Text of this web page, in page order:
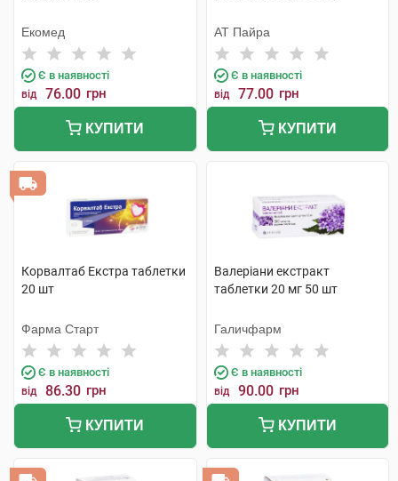
Екомед
Є в наявності
від 76.00 грн
КУПИТИ
АТ Пайра
Є в наявності
від 77.00 грн
КУПИТИ
Корвалтаб Екстра таблетки
20 шт
Фарма Старт
Є в наявності
від 86.30 грн
КУПИТИ
Валеріани екстракт
таблетки 20 мг 50 шт
Галичфарм
Є в наявності
від 90.00 грн
КУПИТИ